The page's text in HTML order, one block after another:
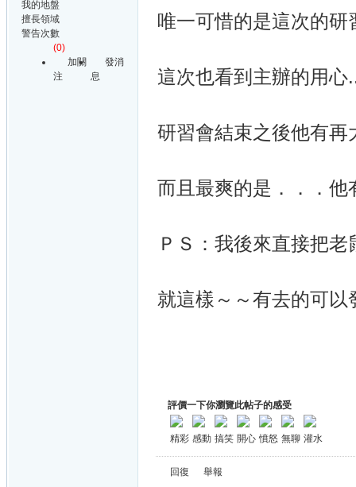
我的地盤
擅長領域
警告次數
(0)
加關
注
發消
息
唯一可惜的是這次的
這次也看到主辦的用
研習會結束之後他有
而且最爽的是．．．
ＰＳ：我後來直接把
就這樣～～有去的可以
評價一下你瀏覽此帖子的感受
精彩 感動 搞笑 開心 憤怒 無聊 灌水
回復 舉報